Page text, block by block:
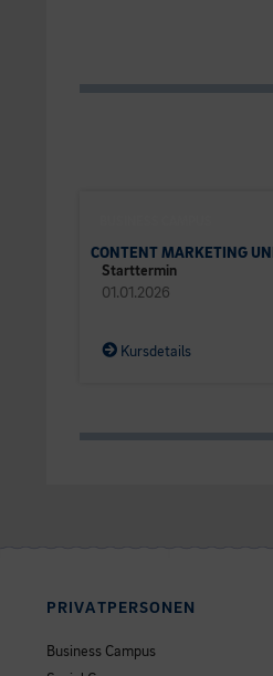
CONTENT MARKETING
Starttermin
01.01.2026
Kursdetails
PRIVATPERSONEN
Business Campus